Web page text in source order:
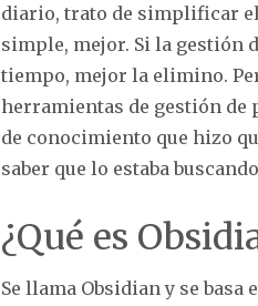
diario, trato de simplificar
simple, mejor. Si la gestión
tiempo, mejor la elimino.
herramientas de gestión de
de conocimiento que hizo
saber que lo estaba
¿Qué es
Se llama Obsidian y se